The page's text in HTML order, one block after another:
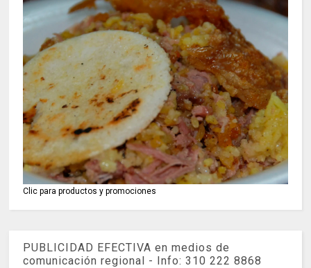
Clic para productos y promociones
PUBLICIDAD EFECTIVA en medios de
comunicación regional - Info: 310 222 8868